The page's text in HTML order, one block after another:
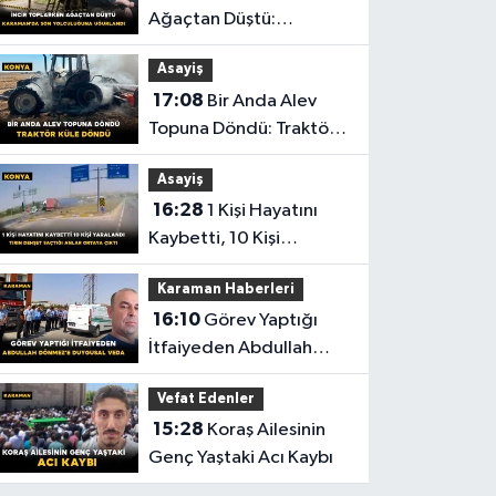
Ağaçtan Düştü:
Karaman'da Son
Yolculuğuna Uğurlandı
Asayiş
17:08
Topuna Döndü: Traktör
Küle Döndü
Asayiş
16:28
Kaybetti, 10 Kişi
Yaralandı! Tırın Dehşet
Saçtığı Anlar Ortaya
Çıktı
Karaman Haberleri
16:10Görev Yaptığı
İtfaiyeden Abdullah
Dönmez'e Duygusal
Veda
Vefat Edenler
15:28
Genç Yaştaki Acı Kaybı